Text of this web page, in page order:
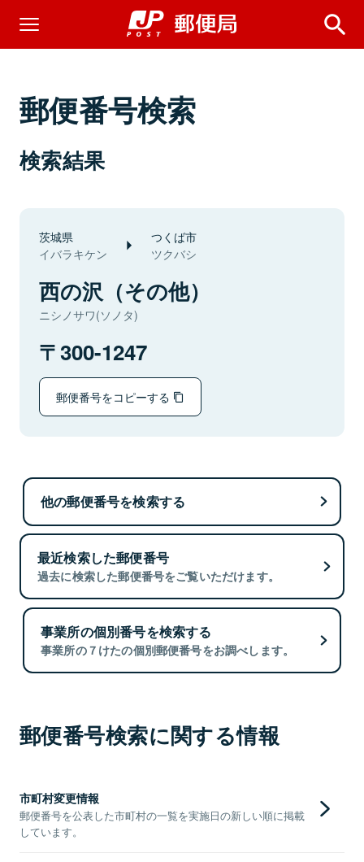
郵便番号検索
検索結果
茨城県
イバラキケン
つくば市
ツクバシ
西の沢（その他）
ニシノサワ(ソノタ)
300-1247
郵便番号をコピーする
他の郵便番号を検索する
最近検索した郵便番号
過去に検索した郵便番号をご覧いただけます。
事業所の個別番号を検索する
事業所の７けたの個別郵便番号をお調べします。
郵便番号検索に関する情報
市町村変更情報
郵便番号を公表した市町村の一覧を実施日の新しい順に掲載
しています。